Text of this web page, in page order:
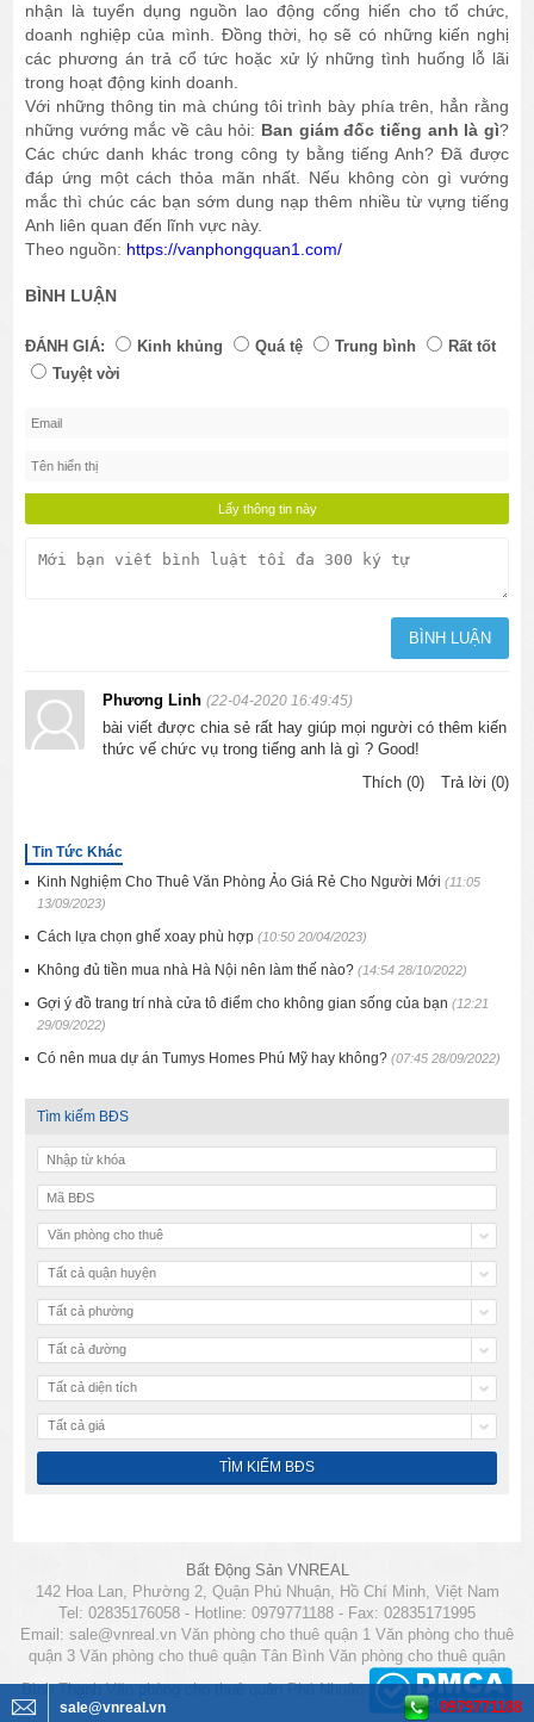
nhận là tuyển dụng nguồn lao động cống hiến cho tổ chức,
doanh nghiệp của mình. Đồng thời, họ sẽ có những kiến nghị
các phương án trả cổ tức hoặc xử lý những tình huống lỗ lãi
trong hoạt động kinh doanh.
Với những thông tin mà chúng tôi trình bày phía trên, hẳn rằng
những vướng mắc về câu hỏi: Ban giám đốc tiếng anh là gì?
Các chức danh khác trong công ty bằng tiếng Anh? Đã được
đáp ứng một cách thỏa mãn nhất. Nếu không còn gì vướng
mắc thì chúc các bạn sớm dung nạp thêm nhiều từ vựng tiếng
Anh liên quan đến lĩnh vực này.
Theo nguồn: ​ https://vanphongquan1.com/
BÌNH LUẬN
ĐÁNH GIÁ: Kinh khủng Quá tệ Trung bình
Rất tốt
Tuyệt vời
Phương Linh(22-04-2020 16:49:45)
bài viết được chia sẻ rất hay giúp mọi người có thêm kiến
thức vế chức vụ trong tiếng anh là gì ? Good!
Thích (0)
Trả lời (0)
Tin Tức Khác
Kinh Nghiệm Cho Thuê Văn Phòng Ảo Giá Rẻ Cho Người Mới(11:05
13/09/2023)
Cách lựa chọn ghế xoay phù hợp(10:50 20/04/2023)
Không đủ tiền mua nhà Hà Nội nên làm thế nào?(14:54 28/10/2022)
Gợi ý đồ trang trí nhà cửa tô điểm cho không gian sống của bạn(12:21
29/09/2022)
Có nên mua dự án Tumys Homes Phú Mỹ hay không?(07:45 28/09/2022)
Tìm kiếm BĐS
Văn phòng cho thuê
Tất cả quận huyện
Tất cả phường
Tất cả đường
Tất cả diện tích
Tất cả giá
Bất Động Sản VNREAL
142 Hoa Lan, Phường 2, Quận Phú Nhuận, Hồ Chí Minh, Việt Nam
Tel: 02835176058 - Hotline: 0979771188 - Fax: 02835171995
Email: sale@vnreal.vn Văn phòng cho thuê quận 1 Văn phòng cho thuê
quận 3 Văn phòng cho thuê quận Tân Bình Văn phòng cho thuê quận
Bình Thạnh Văn phòng cho thuê quận Phú Nhuận
sale@vnreal.vn 0979771188